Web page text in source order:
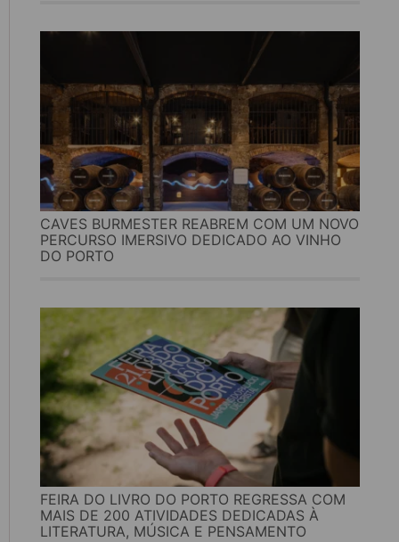
CAVES BURMESTER REABREM COM UM NOVO
PERCURSO IMERSIVO DEDICADO AO VINHO
DO PORTO
FEIRA DO LIVRO DO PORTO REGRESSA COM
MAIS DE 200 ATIVIDADES DEDICADAS À
LITERATURA, MÚSICA E PENSAMENTO